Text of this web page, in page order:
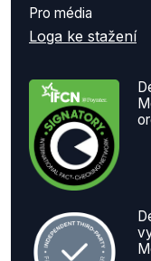
Pro média
Loga ke stažení